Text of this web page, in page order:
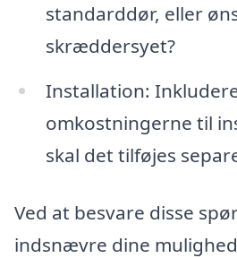
standarddør, eller
skræddersyet?
Installation:
omkostningerne til
skal det tilføjes
Ved at besvare disse
indsnævre dine